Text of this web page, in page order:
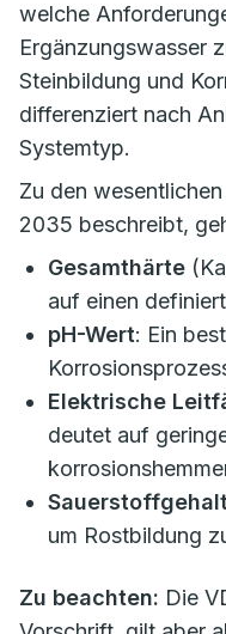
welche
Ergänzungswasser
Steinbildung und
differenziert nach
Systemtyp.
Zu den
2035 beschreibt,
Gesamthärte
auf einen
pH-Wert: Ein
Elektrische
deutet auf
Sauerstoffgehalt
um Rostbildung
Zu beachten: Die